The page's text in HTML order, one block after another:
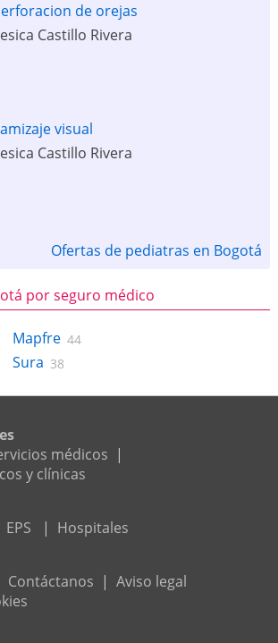
de orejas
Castillo Rivera
visual
Castillo Rivera
Ofertas de pediatras en Bogotá
por seguro médico
Mapfre 44
Sura 38
médicos |
y clínicas
EPS | Hospitales
Contáctanos | Aviso legal